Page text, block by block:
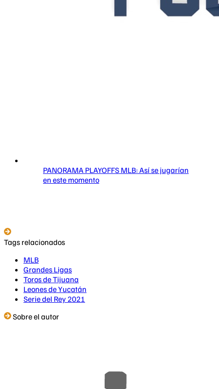
PANORAMA PLAYOFFS MLB: Así se jugarían
en este momento
Tags relacionados
MLB
Grandes Ligas
Toros de Tijuana
Leones de Yucatán
Serie del Rey 2021
Sobre el autor